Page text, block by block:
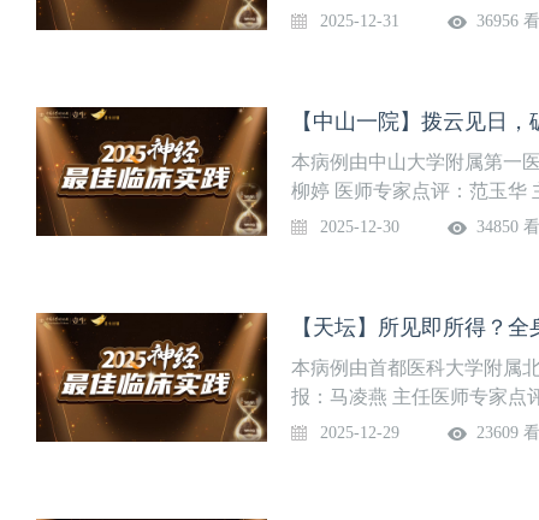
大学第三医院神经内科为医
通道等，为广大患者提供了
后获评卫健委国家临床重点
流动站、国家级临床药理基
市专科医师培训基地等。在
篇；与美国斯坦福大学、德
建立合作关系。拥有世界上
大的国际影响力。与神经外
明号”单位、北京市先进职
2025-12-31 36956
本病例由中山大学附属第一
柳婷 医师专家点评：范玉华
学科和临床重点专科，是国
所在单位，承担了大量国家
医疗专长为脑血管病、神经
痫、神经重症等。
2025-12-30 34850
【天坛】所见即所得？
本病例由首都医科大学附属
报：马凌燕 主任医师专家点
北京天坛医院运动障碍性疾
2025-12-29 23609